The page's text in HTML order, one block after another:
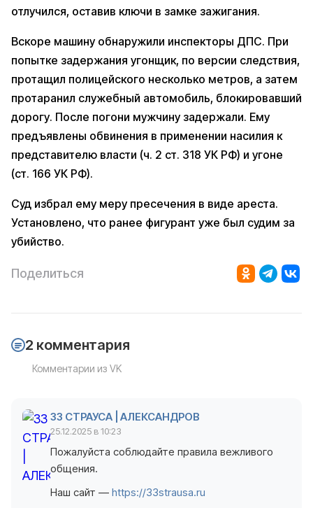
отлучился, оставив ключи в замке зажигания.
Вскоре машину обнаружили инспекторы ДПС. При
попытке задержания угонщик, по версии следствия,
протащил полицейского несколько метров, а затем
протаранил служебный автомобиль, блокировавший
дорогу. После погони мужчину задержали. Ему
предъявлены обвинения в применении насилия к
представителю власти (ч. 2 ст. 318 УК РФ) и угоне
(ст. 166 УК РФ).
Суд избрал ему меру пресечения в виде ареста.
Установлено, что ранее фигурант уже был судим за
убийство.
Поделиться
2 комментария
Комментарии из VK
33 СТРАУСА | АЛЕКСАНДРОВ
25.12.2025 в 10:23
Пожалуйста соблюдайте правила вежливого
общения.
Наш сайт — https://33strausa.ru